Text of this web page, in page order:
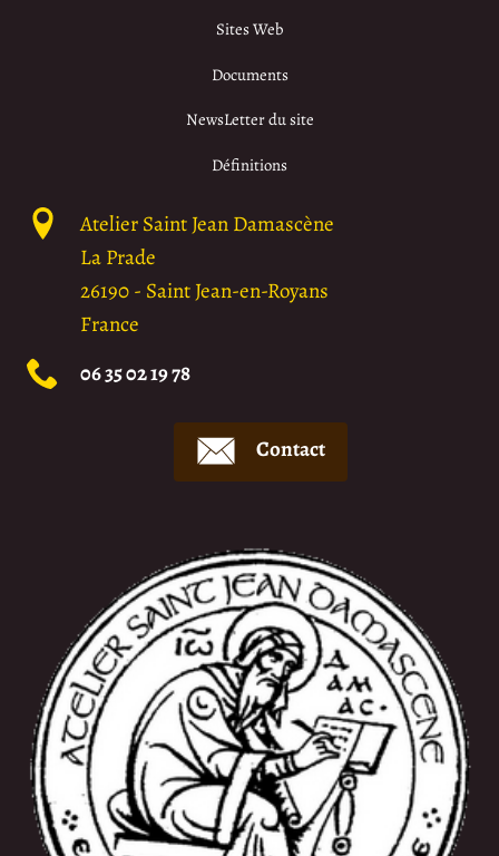
Sites Web
Documents
NewsLetter du site
Définitions
Atelier Saint Jean Damascène
La Prade
26190- Saint Jean-en-Royans
France
06 35 02 19 78
Contact